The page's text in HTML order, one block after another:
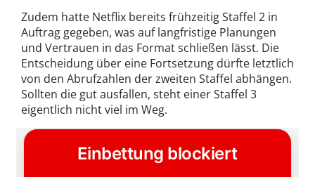
Zudem hatte Netflix bereits frühzeitig Staffel 2 in
Auftrag gegeben, was auf langfristige Planungen
und Vertrauen in das Format schließen lässt. Die
Entscheidung über eine Fortsetzung dürfte letztlich
von den Abrufzahlen der zweiten Staffel abhängen.
Sollten die gut ausfallen, steht einer Staffel 3
eigentlich nicht viel im Weg.